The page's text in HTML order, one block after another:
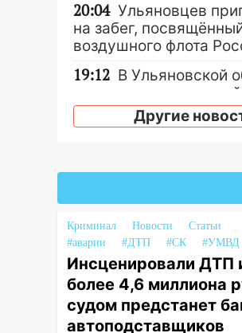
20:04 Ульяновцев
на забег,
воздушного флота
19:12 В Ульяновской
руководителя частной
компании наказали
прошлого своего
баскетбола!
17:08 Ульяновский
суд оставил в силе
руководству
махинации на 3,2 млн
16:09
Ветераны
атлетики из Ульяновска
Другие
Криминал Новости
Статьи
#аварии
#ДТП #СК #УМВД
Инсценировали ДТП
более 4,6 миллиона
судом предстанет
автоподставщиков